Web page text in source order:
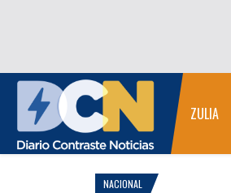
ZULIA
NACIONAL